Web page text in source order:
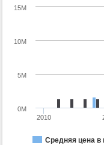
Средняя цена в
2010
0M
5M
10M
15M